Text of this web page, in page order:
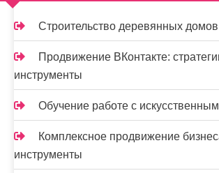
и
с
я
м
Строительство деревянных
Продвижение ВКонтакте:
инструменты
Обучение работе с
Комплексное продвижение
инструменты